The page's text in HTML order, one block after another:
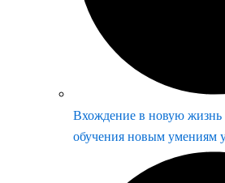
Вхождение в новую
обучения новым умениям